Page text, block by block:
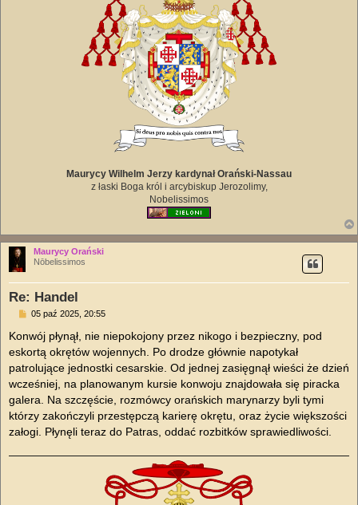
Maurycy Wilhelm Jerzy kardynał Orański-Nassau
z łaski Boga król i arcybiskup Jerozolimy,
Nobelissimos
Maurycy Orański
Nōbelissimos
Re: Handel
P
s
05 paź 2025, 20:55
Konwój płynął, nie niepokojony przez nikogo i bezpieczny, pod
eskortą okrętów wojennych. Po drodze głównie napotykał
patrolujące jednostki cesarskie. Od jednej zasięgnął wieści że dzień
wcześniej, na planowanym kursie konwoju znajdowała się piracka
galera. Na szczęście, rozmówcy orańskich marynarzy byli tymi
którzy zakończyli przestępczą karierę okrętu, oraz życie większości
załogi. Płynęli teraz do Patras, oddać rozbitków sprawiedliwości.